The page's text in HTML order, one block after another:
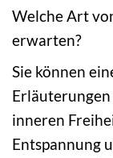
Welche Art
erwarten?
Sie können
Erläuterungen
inneren
Entspannung